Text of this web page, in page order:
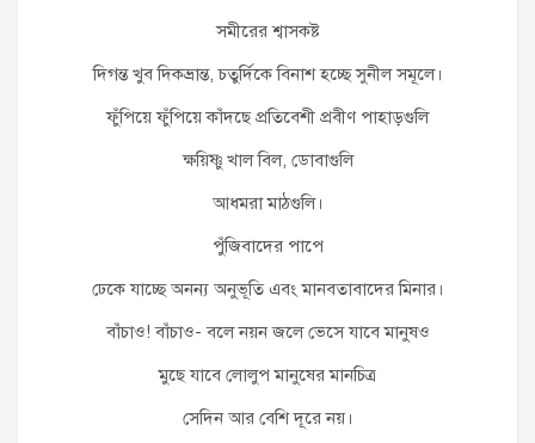
সমীরের শ্বাসকষ্ট
দিগন্ত খুব দিকভ্রান্ত, চতুর্দিকে বিনাশ হচ্ছে সুনীল সমূলে।
ফুঁপিয়ে ফুঁপিয়ে কাঁদছে প্রতিবেশী প্রবীণ পাহাড়গুলি
ক্ষয়িষ্ণু খাল বিল, ডোবাগুলি
আধমরা মাঠগুলি।
পুঁজিবাদের পাপে
ঢেকে যাচ্ছে অনন্য অনুভূতি এবং মানবতাবাদের মিনার।
বাঁচাও! বাঁচাও- বলে নয়ন জলে ভেসে যাবে মানুষও
মুছে যাবে লোলুপ মানুষের মানচিত্র
সেদিন আর বেশি দূরে নয়।